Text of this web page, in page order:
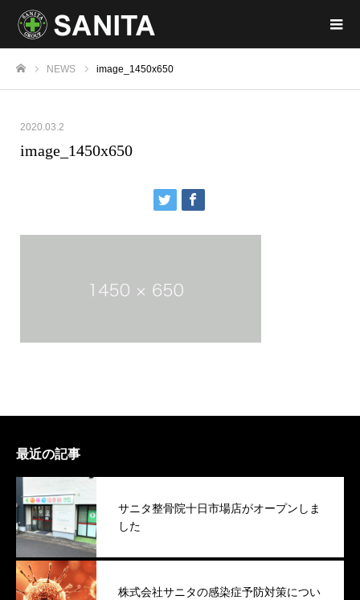
NEWS image_1450x650
2020.03.2
image_1450x650
最近の記事
サニタ整骨院十日市場店がオープンしま
した
株式会社サニタの感染症予防対策につい